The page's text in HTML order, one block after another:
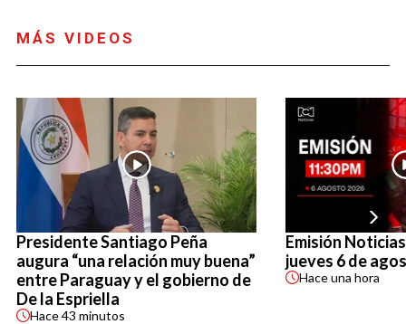
MÁS VIDEOS
Presidente Santiago Peña
augura “una relación muy buena”
entre Paraguay y el gobierno de
De la Espriella
Hace43 minutos
Emisión
jueves 6 de
Haceuna hora